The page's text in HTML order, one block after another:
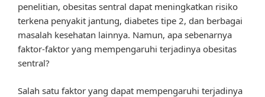
penelitian, obesitas sentral dapat meningkatkan risiko
terkena penyakit jantung, diabetes tipe 2, dan berbagai
masalah kesehatan lainnya. Namun, apa sebenarnya
faktor-faktor yang mempengaruhi terjadinya obesitas
sentral?
Salah satu faktor yang dapat mempengaruhi terjadinya